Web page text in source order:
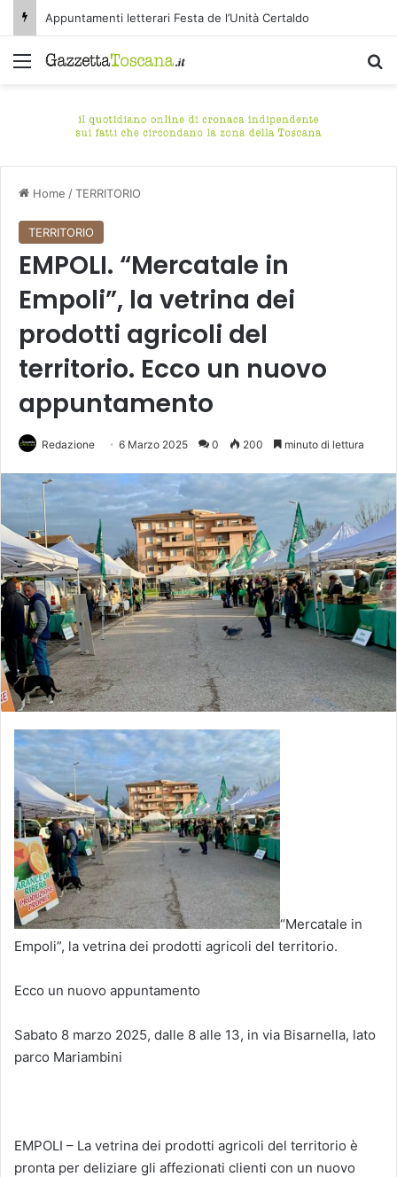
Appuntamenti letterari Festa de l’Unità Certaldo
Menu
Home /TERRITORIO
TERRITORIO
EMPOLI. “Mercatale in
Empoli”, la vetrina dei
prodotti agricoli del
territorio. Ecco un nuovo
appuntamento
Redazione 6 Marzo 2025 0 200 minuto di lettura
“Mercatale in
Empoli”, la vetrina dei prodotti agricoli del territorio.
Ecco un nuovo appuntamento
Sabato 8 marzo 2025, dalle 8 alle 13, in via Bisarnella, lato
parco Mariambini
EMPOLI – La vetrina dei prodotti agricoli del territorio è
pronta per deliziare gli affezionati clienti con un nuovo